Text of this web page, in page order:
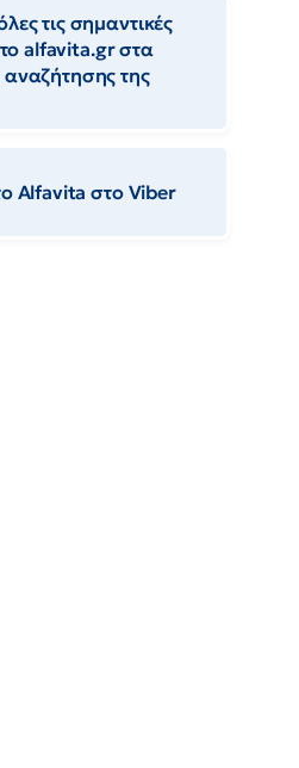
τις σημαντικές
το alfavita.gr στα
της
Αlfavita στο Viber